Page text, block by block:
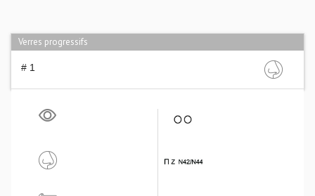
Verres progressifs
# 1